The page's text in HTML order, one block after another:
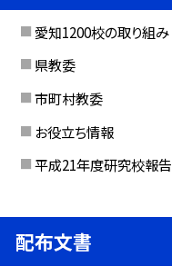
愛知1200校の取り組み
県教委
市町村教委
お役立ち情報
平成21年度研究校報告
配布文書